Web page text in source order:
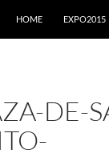
HOME
EXPO2015
DE-